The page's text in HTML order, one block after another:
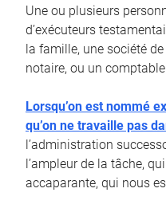
Une ou plusieurs
d’exécuteurs
la famille, une société
notaire, ou un comptable.
Lorsqu’on est nommé
qu’on ne travaille pas
l’administration
l’ampleur de la tâche,
accaparante, qui nous